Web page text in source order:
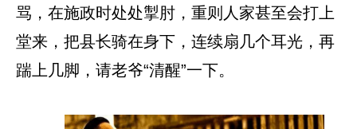
骂，在施政时处处掣肘，重则人家甚至会打上
堂来，把县长骑在身下，连续扇几个耳光，再
踹上几脚，请老爷“清醒”一下。